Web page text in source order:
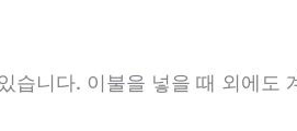
니다. 이불을 넣을 때 외에도